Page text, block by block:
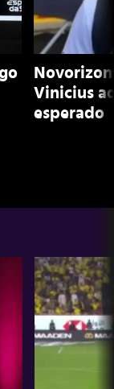
Vinicius
esperado